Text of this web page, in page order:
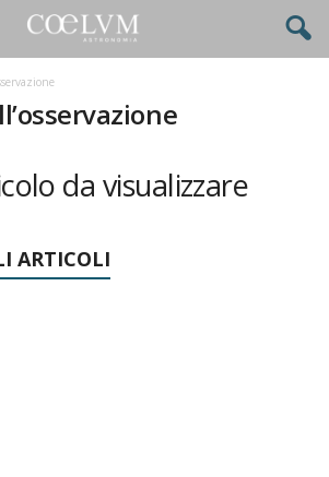
da visualizzare
ARTICOLI